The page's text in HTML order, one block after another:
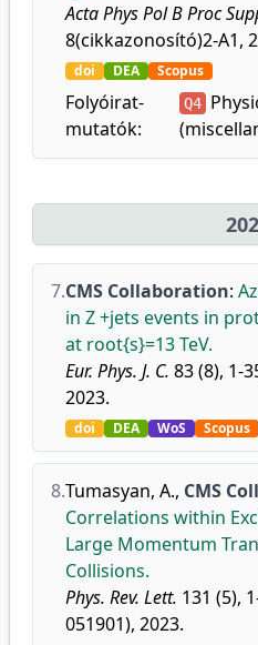
Acta Phys Pol B Proc
8(cikkazonosító)2-A1,
doi DEA Scopus
Folyóirat-
mutatók:
Q4
7.CMS Collaboration:
in Z +jets events in
at root{s}=13 TeV.
Eur. Phys. J. C. 83 (8), 1-
2023.
doi DEA WoS Scopus
8.Tumasyan, A., CMS
Correlations within
Large Momentum
Collisions.
Phys. Rev. Lett. 131 (5),
051901), 2023.